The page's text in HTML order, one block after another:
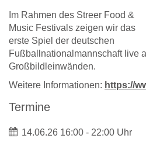
Im Rahmen des Streer Food &
Music Festivals zeigen wir das
erste Spiel der deutschen
Fußballnationalmannschaft live
Großbildleinwänden.
Weitere Informationen: https://
Termine
14.06.26 16:00 - 22:00 Uhr